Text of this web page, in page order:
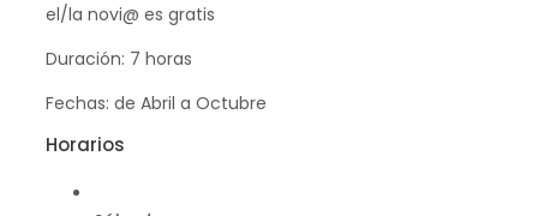
el/la novi@ es gratis
Duración: 7 horas
Fechas: de Abril a Octubre
Horarios